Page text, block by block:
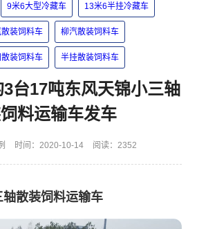
9米6大型冷藏车 13米6半挂冷藏车
散装饲料车 柳汽散装饲料车
装饲料车 半挂散装饲料车
台17吨东风天锦小三轴
料运输车发车
时间：2020-10-14 阅读：2352
散装饲料运输车